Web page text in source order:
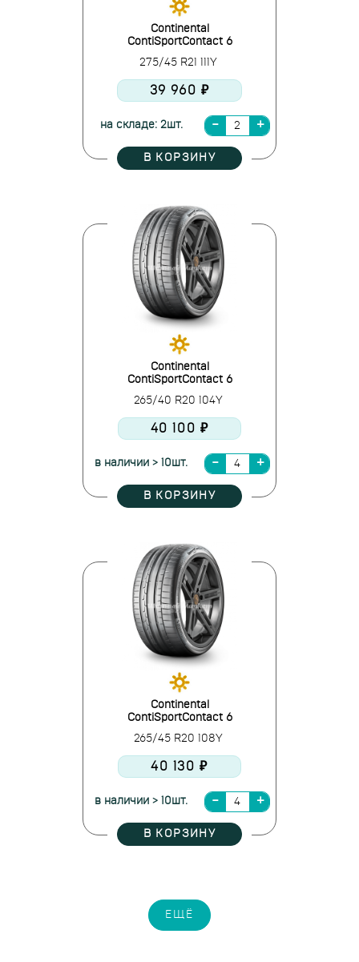
Continental
ContiSportContact 6
275/45 R21 111Y
39 960 ₽
на складе: 2шт.
В КОРЗИНУ
Continental
ContiSportContact 6
265/40 R20 104Y
40 100 ₽
в наличии > 10шт.
В КОРЗИНУ
Continental
ContiSportContact 6
265/45 R20 108Y
40 130 ₽
в наличии > 10шт.
В КОРЗИНУ
ЕЩЁ